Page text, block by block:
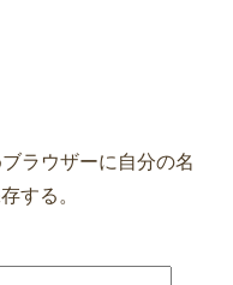
ラウザーに自分の名
する。